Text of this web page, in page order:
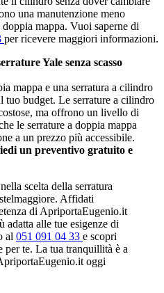
una manutenzione meno
mappa. Vuoi saperne di
per ricevere maggiori informazioni.
Yale senza scasso
mappa e una serratura a cilindro
tuo budget. Le serrature a cilindro
ma offrono un livello di
le serrature a doppia mappa
a un prezzo più accessibile.
un preventivo gratuito e
scelta della serratura
Affidati
di ApriportaEugenio.it
adatta alle tue esigenze di
al 051 091 04 33 e scopri
per te. La tua tranquillità è a
oggi